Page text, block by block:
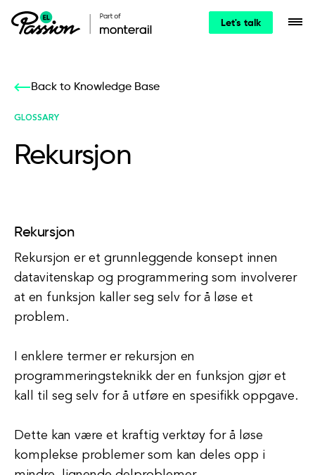
Let's talk
Back to Knowledge Base
GLOSSARY
Rekursjon
Rekursjon
Rekursjon er et grunnleggende konsept innen
datavitenskap og programmering som involverer
at en funksjon kaller seg selv for å løse et
problem.
I enklere termer er rekursjon en
programmeringsteknikk der en funksjon gjør et
kall til seg selv for å utføre en spesifikk oppgave.
Dette kan være et kraftig verktøy for å løse
komplekse problemer som kan deles opp i